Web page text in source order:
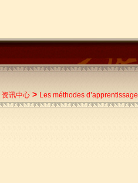
资讯中心 > Les méthodes d’apprentissage